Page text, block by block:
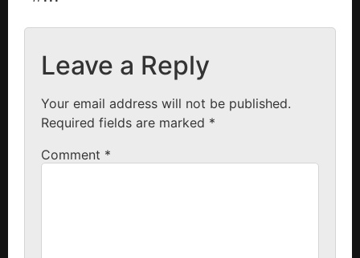
Leave a Reply
Your email address will not be published.
Required fields are marked *
Comment *